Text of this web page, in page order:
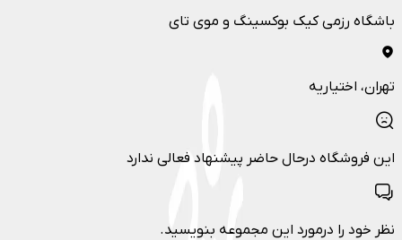
باشگاه رزمی کیک بوکسینگ و موی تای
تهران، اختیاریه
این فروشگاه درحال حاضر پیشنهاد فعالی ندارد
نظر خود را درمورد این مجموعه بنویسید.